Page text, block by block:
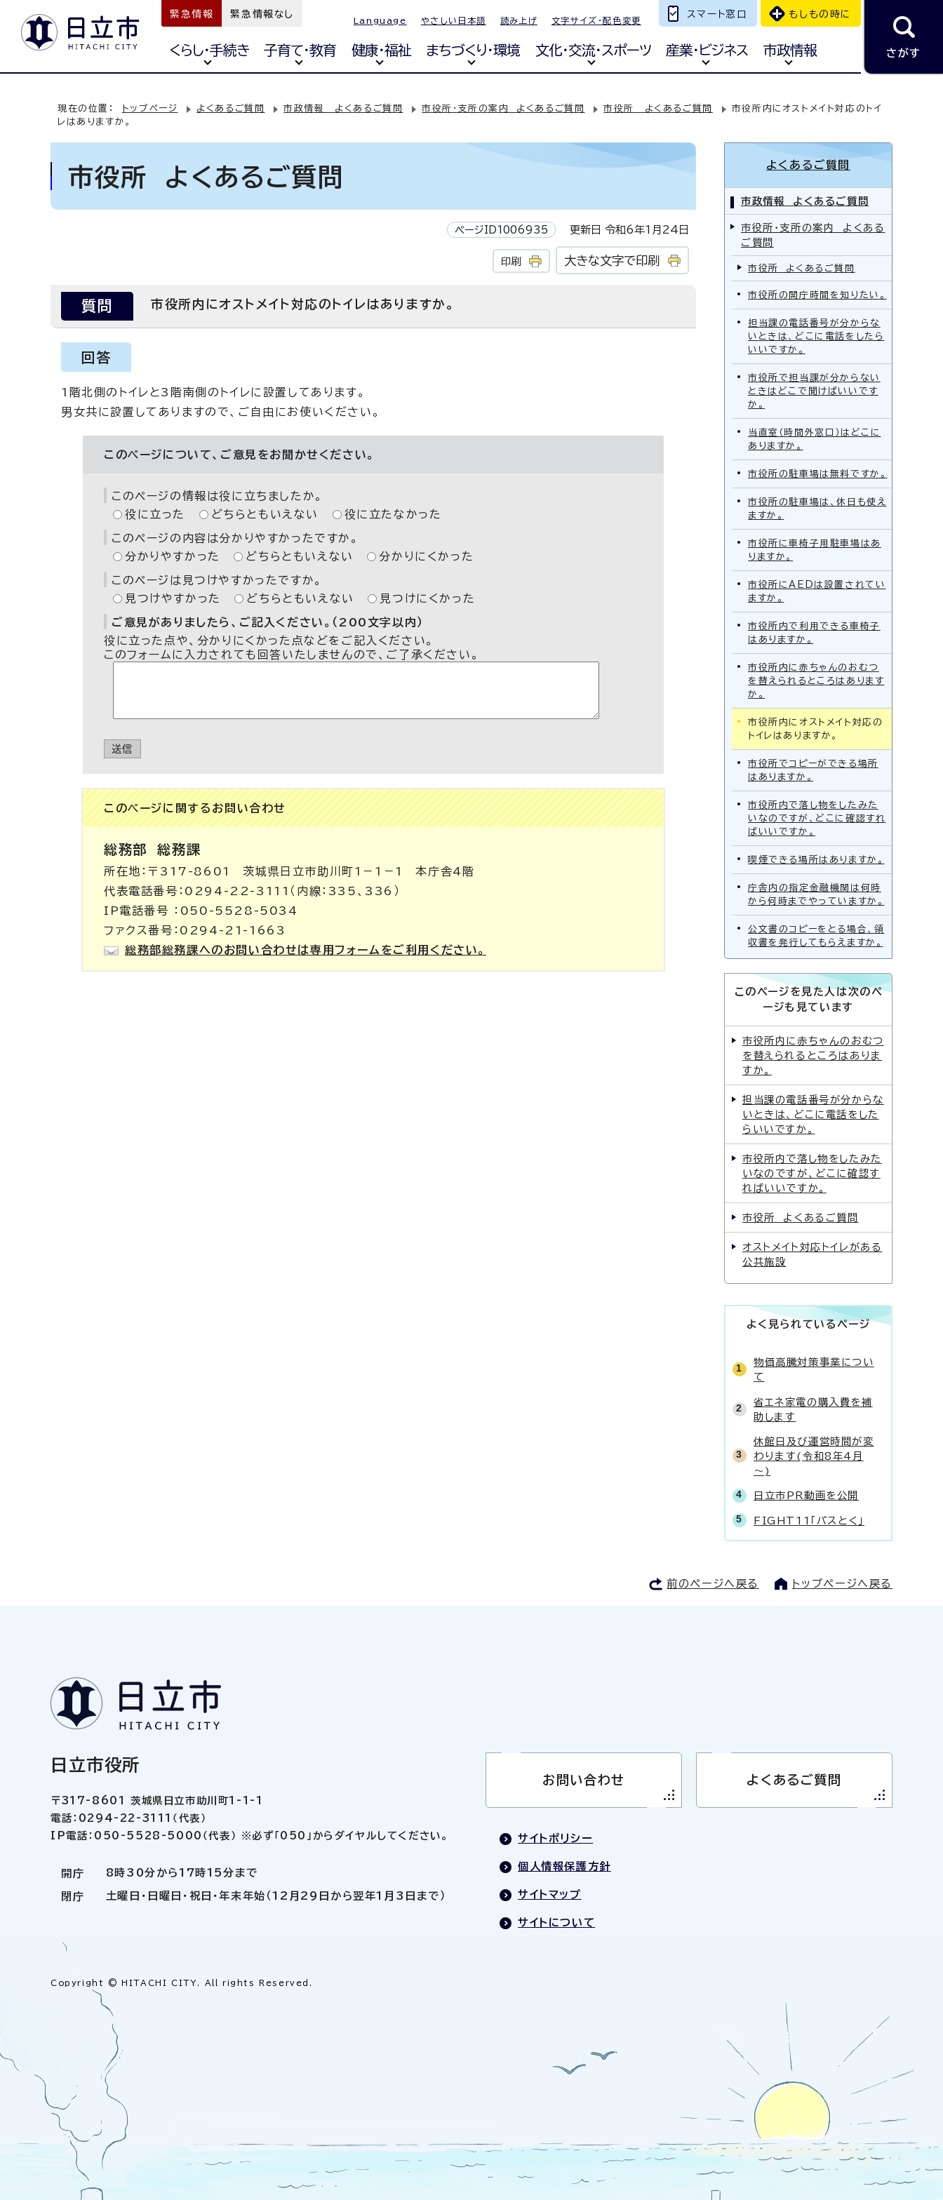
緊急情報 緊急情報なし
Language やさしい日本語 読み上げ 文字サイズ・配色変更
スマート窓口 もしもの時に
くらし・手続き 子育て・教育 健康・福祉 まちづくり・環境 文化・交流・スポーツ 産業・ビジネス 市政情報 さがす
現在の位置： トップページ よくあるご質問 市政情報 よくあるご質問 市役所・支所の案内 よくあるご質問 市役所 よくあるご質問
市役所内にオストメイト対応のトイ
レはありますか。
市役所 よくあるご質問
ページID1006935 更新日 令和6年1月24日
印刷 大きな文字で印刷
質問 市役所内にオストメイト対応のトイレはありますか。
回答
1階北側のトイレと3階南側のトイレに設置してあります。
男女共に設置してありますので、ご自由にお使いください。
このページについて、ご意見をお聞かせください。
このページの情報は役に立ちましたか。
役に立った
どちらともいえない 役に立たなかった
このページの内容は分かりやすかったですか。
分かりやすかった
どちらともいえない 分かりにくかった
このページは見つけやすかったですか。
見つけやすかった
どちらともいえない 見つけにくかった
ご意見がありましたら、ご記入ください。（200文字以内）
役に立った点や、分かりにくかった点などをご記入ください。
このフォームに入力されても回答いたしませんので、ご了承ください。
送信
このページに関する お問い合わせ
総務部総務課
所在地：〒317-8601 茨城県日立市助川町1－1－1 本庁舎4階
代表電話番号：0294-22-3111（内線：335、336）
IP電話番号 ：050-5528-5034
ファクス番号：0294-21-1663
総務部総務課へのお問い合わせは専用フォームをご利用ください。
よくあるご質問
市政情報 よくあるご質問
市役所・支所の案内 よくある
ご質問
市役所 よくあるご質問
市役所の開庁時間を知りたい。
担当課の電話番号が分からな
いときは、どこに電話をしたら
いいですか。
市役所で担当課が分からない
ときはどこで聞けばいいです
か。
当直室（時間外窓口）はどこに
ありますか。
市役所の駐車場は無料ですか。
市役所の駐車場は、休日も使え
ますか。
市役所に車椅子用駐車場はあ
りますか。
市役所にAEDは設置されてい
ますか。
市役所内で利用できる車椅子
はありますか。
市役所内に赤ちゃんのおむつ
を替えられるところはあります
か。
市役所内にオストメイト対応の
トイレはありますか。
市役所でコピーができる場所
はありますか。
市役所内で落し物をしたみた
いなのですが、どこに確認すれ
ばいいですか。
喫煙できる場所はありますか。
庁舎内の指定金融機関は何時
から何時までやっていますか。
公文書のコピーをとる場合、領
収書を発行してもらえますか。
このページを見た人は次のペ
ージも見ています
市役所内に赤ちゃんのおむつ
を替えられるところはありま
すか。
担当課の電話番号が分からな
いときは、どこに電話をした
らいいですか。
市役所内で落し物をしたみた
いなのですが、どこに確認す
ればいいですか。
市役所 よくあるご質問
オストメイト対応トイレがある
公共施設
よく見られているページ
物価高騰対策事業につい
て
省エネ家電の購入費を補
助します
休館日及び運営時間が変
わります(令和8年4月
～)
日立市PR動画を公開
FIGHT11「パスとく」
前のページへ戻る トップページへ戻る
日立市役所
〒317-8601 茨城県日立市助川町1-1-1
電話：0294-22-3111（代表）
IP電話：050-5528-5000（代表） ※必ず「050」からダイヤルしてください。
開庁 8時30分から17時15分まで
閉庁 土曜日・日曜日・祝日・年末年始（12月29日から翌年1月3日まで）
お問い合わせ よくあるご質問
サイトポリシー
個人情報保護方針
サイトマップ
サイトについて
Copyright © HITACHI CITY. All rights Reserved.